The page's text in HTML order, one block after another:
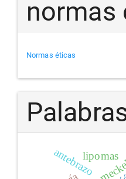
normas
Normas éticas
antebrazolipomas